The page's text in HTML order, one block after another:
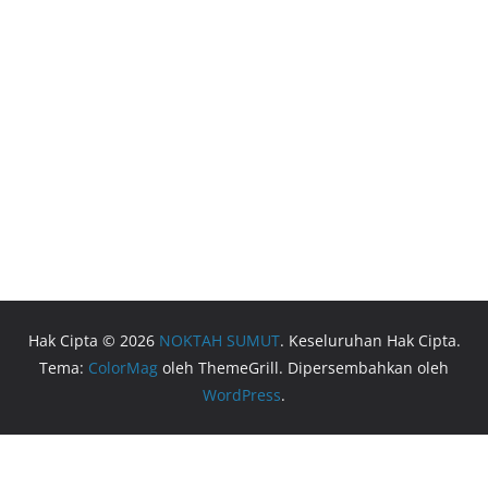
Hak Cipta © 2026 NOKTAH SUMUT. Keseluruhan Hak Cipta.
Tema: ColorMag oleh ThemeGrill. Dipersembahkan oleh
WordPress.